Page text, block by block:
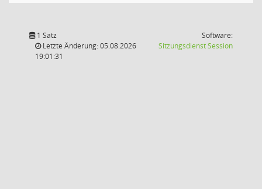
1 Satz
Letzte Änderung: 05.08.2026
19:01:31
Software:
SitzungsdienstSession(Wird in